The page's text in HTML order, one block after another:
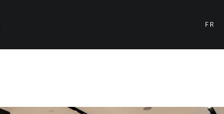
FR